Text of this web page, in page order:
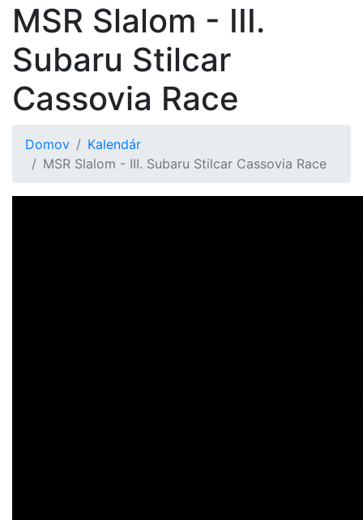
MSR Slalom - III.
Subaru Stilcar
Cassovia Race
Domov
Kalendár
MSR Slalom - III. Subaru Stilcar Cassovia Race